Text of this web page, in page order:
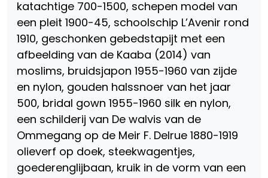
katachtige 700-1500, schepen model van
een pleit 1900-45, schoolschip L’Avenir rond
1910, geschonken gebedstapijt met een
afbeelding van de Kaaba (2014) van
moslims, bruidsjapon 1955-1960 van zijde
en nylon, gouden halssnoer van het jaar
500, bridal gown 1955-1960 silk en nylon,
een schilderij van De walvis van de
Ommegang op de Meir F. Delrue 1880-1919
olieverf op doek, steekwagentjes,
goederenglijbaan, kruik in de vorm van een